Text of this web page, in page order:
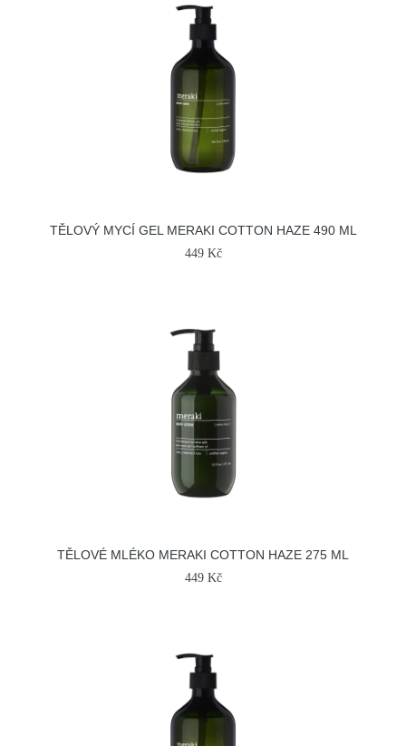
TĚLOVÝ MYCÍ GEL MERAKI COTTON HAZE 490 ML
449 Kč
TĚLOVÉ MLÉKO MERAKI COTTON HAZE 275 ML
449 Kč